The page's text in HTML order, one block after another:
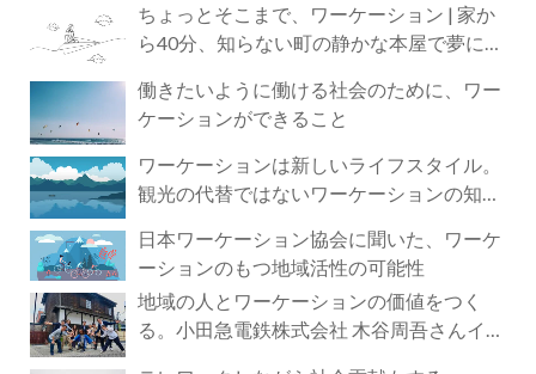
ちょっとそこまで、ワーケーション | 家か
ら40分、知らない町の静かな本屋で夢に近
働きたいように働ける社会のために、ワー
ケーションができること
ワーケーションは新しいライフスタイル。
観光の代替ではないワーケーションの知ら
日本ワーケーション協会に聞いた、ワーケ
ーションのもつ地域活性の可能性
地域の人とワーケーションの価値をつく
る。小田急電鉄株式会社 木谷周吾さんイン